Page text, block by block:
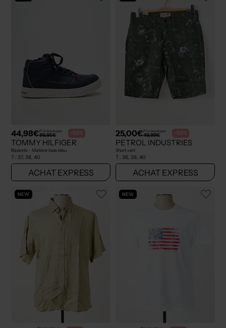
44,98€Prix boutique :
89,95€ -50%
TOMMY HILFIGER
Baskets - Matière lisse bleu
T : 37, 38, 40
ACHAT EXPRESS
25,00€Prix boutique :
49,99€ -50%
PETROL INDUSTRIES
Short vert
T : 36, 38, 40
ACHAT EXPRESS
NEW NEW